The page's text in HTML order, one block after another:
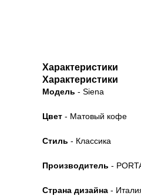
Характеристики
Характеристики
Модель - Siena
Цвет - Матовый кофе
Стиль - Классика
Производитель -
Страна дизайна -